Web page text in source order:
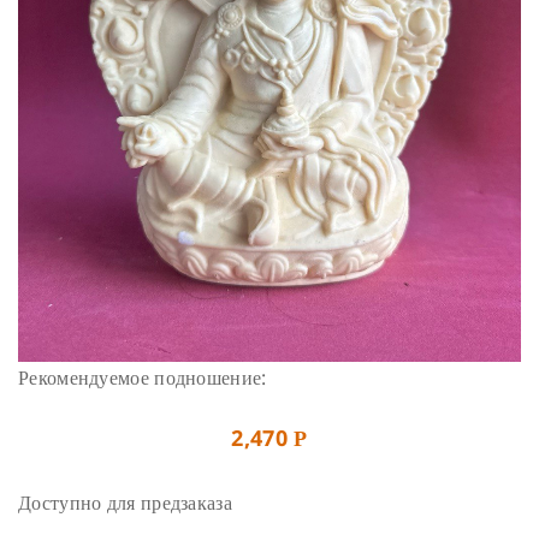
Рекомендуемое подношение:
2,470Р
Доступно для предзаказа